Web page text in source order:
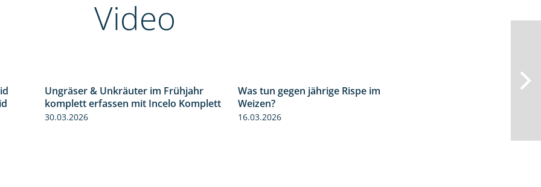
Video
1:32 3:10
Ungräser & Unkräuter im Frühjahr
komplett erfassen mit Incelo Komplett
30.03.2026
Was tun gegen jährige Rispe im
Weizen?
16.03.2026